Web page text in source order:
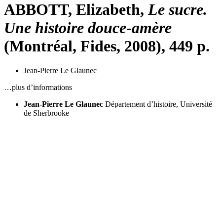
ABBOTT, Elizabeth, Le sucre.
Une histoire douce-amère
(Montréal, Fides, 2008), 449 p.
Jean-Pierre Le Glaunec
…plus d’informations
Jean-Pierre Le Glaunec Département d’histoire, Université
de Sherbrooke